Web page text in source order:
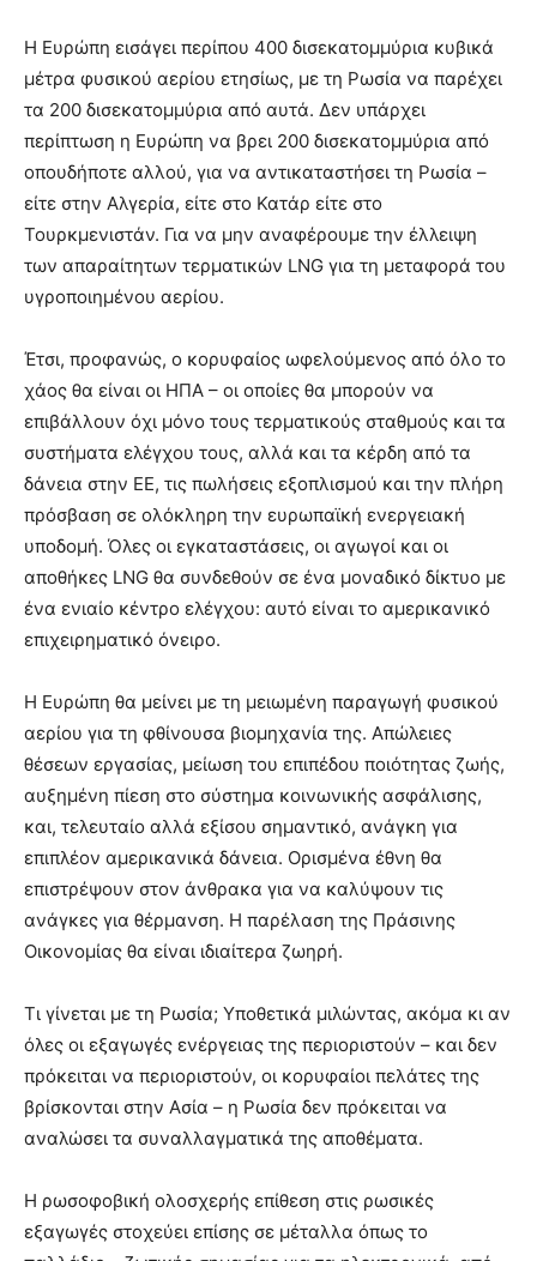
Η Ευρώπη εισάγει περίπου 400 δισεκατομμύρια κυβικά
μέτρα φυσικού αερίου ετησίως, με τη Ρωσία να παρέχει
τα 200 δισεκατομμύρια από αυτά. Δεν υπάρχει
περίπτωση η Ευρώπη να βρει 200 ​​δισεκατομμύρια από
οπουδήποτε αλλού, για να αντικαταστήσει τη Ρωσία –
είτε στην Αλγερία, είτε στο Κατάρ είτε στο
Τουρκμενιστάν. Για να μην αναφέρουμε την έλλειψη
των απαραίτητων τερματικών LNG για τη μεταφορά του
υγροποιημένου αερίου.
Έτσι, προφανώς, ο κορυφαίος ωφελούμενος από όλο το
χάος θα είναι οι ΗΠΑ – οι οποίες θα μπορούν να
επιβάλλουν όχι μόνο τους τερματικούς σταθμούς και τα
συστήματα ελέγχου τους, αλλά και τα κέρδη από τα
δάνεια στην ΕΕ, τις πωλήσεις εξοπλισμού και την πλήρη
πρόσβαση σε ολόκληρη την ευρωπαϊκή ενεργειακή
υποδομή. Όλες οι εγκαταστάσεις, οι αγωγοί και οι
αποθήκες LNG θα συνδεθούν σε ένα μοναδικό δίκτυο με
ένα ενιαίο κέντρο ελέγχου: αυτό είναι το αμερικανικό
επιχειρηματικό όνειρο.
Η Ευρώπη θα μείνει με τη μειωμένη παραγωγή φυσικού
αερίου για τη φθίνουσα βιομηχανία της. Απώλειες
θέσεων εργασίας, μείωση του επιπέδου ποιότητας ζωής,
αυξημένη πίεση στο σύστημα κοινωνικής ασφάλισης,
και, τελευταίο αλλά εξίσου σημαντικό, ανάγκη για
επιπλέον αμερικανικά δάνεια. Ορισμένα έθνη θα
επιστρέψουν στον άνθρακα για να καλύψουν τις
ανάγκες για θέρμανση. Η παρέλαση της Πράσινης
Οικονομίας θα είναι ιδιαίτερα ζωηρή.
Τι γίνεται με τη Ρωσία; Υποθετικά μιλώντας, ακόμα κι αν
όλες οι εξαγωγές ενέργειας της περιοριστούν – και δεν
πρόκειται να περιοριστούν, οι κορυφαίοι πελάτες της
βρίσκονται στην Ασία – η Ρωσία δεν πρόκειται να
αναλώσει τα συναλλαγματικά της αποθέματα.
Η ρωσοφοβική ολοσχερής επίθεση στις ρωσικές
εξαγωγές στοχεύει επίσης σε μέταλλα όπως το